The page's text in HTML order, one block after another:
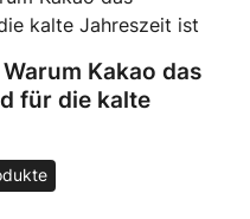
Kakao das
für die kalte